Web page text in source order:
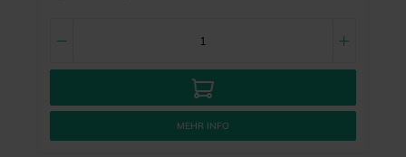
MEHR INFO